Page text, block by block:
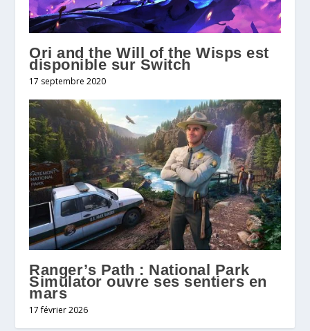
Ori and the Will of the Wisps est
disponible sur Switch
17 septembre 2020
Ranger’s Path : National Park
Simulator ouvre ses sentiers en
mars
17 février 2026